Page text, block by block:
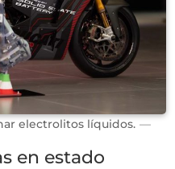
electrolitos líquidos.
en estado